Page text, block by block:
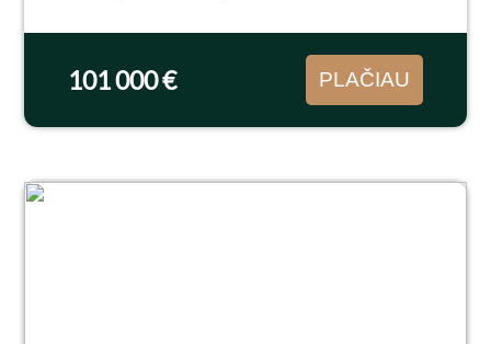
vamzdynas, el.instaliacia, kanalizacija.
Parduodamas su visais nuotraukose...
101 000 € PLAČIAU